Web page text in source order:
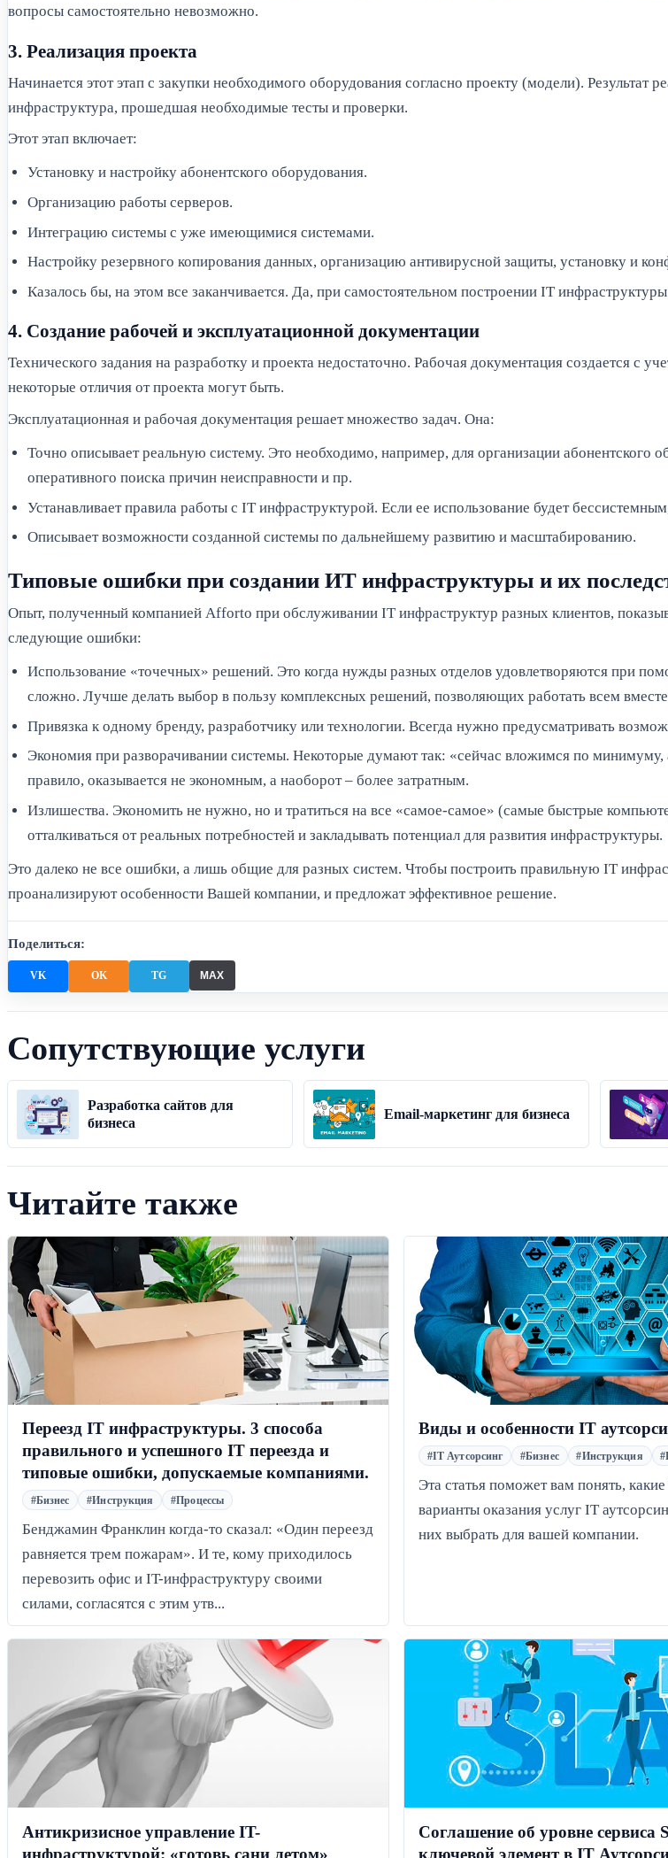
вопросы самостоятельно невозможно.
3. Реализация проекта
Начинается этот этап с закупки необходимого оборудования согласно проекту (модели).
инфраструктура, прошедшая необходимые тесты и проверки.
Этот этап включает:
Установку и настройку абонентского оборудования.
Организацию работы серверов.
Интеграцию системы с уже имеющимися системами.
Настройку резервного копирования данных, организацию антивирусной защиты, установку и
Казалось бы, на этом все заканчивается. Да, при самостоятельном построении IT
4. Создание рабочей и эксплуатационной документации
Технического задания на разработку и проекта недостаточно. Рабочая документация создается с
некоторые отличия от проекта могут быть.
Эксплуатационная и рабочая документация решает множество задач. Она:
Точно описывает реальную систему. Это необходимо, например, для организации
оперативного поиска причин неисправности и пр.
Устанавливает правила работы c IT инфраструктурой. Если ее использование будет
Описывает возможности созданной системы по дальнейшему развитию и масштабированию.
Типовые ошибки при создании ИТ инфраструктуры и их
Опыт, полученный компанией Afforto при обслуживании IT инфраструктур разных клиентов,
следующие ошибки:
Использование «точечных» решений. Это когда нужды разных отделов удовлетворяются при
сложно. Лучше делать выбор в пользу комплексных решений, позволяющих работать всем
Привязка к одному бренду, разработчику или технологии. Всегда нужно предусматривать
Экономия при разворачивании системы. Некоторые думают так: «сейчас вложимся по минимуму,
правило, оказывается не экономным, а наоборот – более затратным.
Излишества. Экономить не нужно, но и тратиться на все «самое-самое» (самые быстрые
отталкиваться от реальных потребностей и закладывать потенциал для развития инфраструктуры.
Это далеко не все ошибки, а лишь общие для разных систем. Чтобы построить правильную IT
проанализируют особенности Вашей компании, и предложат эффективное решение.
Поделиться:
VK OK TG MAX
Сопутствующие услуги
Разработка сайтов для
бизнеса
Email-маркетинг для бизнеса
Читайте также
Переезд IT инфраструктуры. 3 способа
правильного и успешного IT переезда и
типовые ошибки, допускаемые компаниями.
#Бизнес #Инструкция #Процессы
Бенджамин Франклин когда-то сказал: «Один переезд
равняется трем пожарам». И те, кому приходилось
перевозить офис и IT-инфраструктуру своими
силами, согласятся с этим утв...
Виды и особенности IT
#IT Аутсорсинг #Бизнес #Инструкция
Эта статья поможет вам понять,
варианты оказания услуг IT
них выбрать для вашей компании.
Антикризисное управление IT-
инфраструктурой: «готовь сани летом»
Соглашение об уровне сервиса
ключевой элемент в IT